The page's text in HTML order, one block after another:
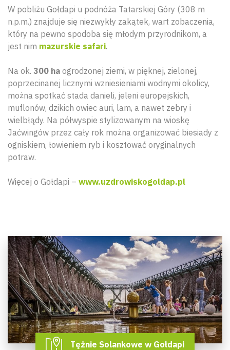
W pobliżu Gołdapi u podnóża Tatarskiej Góry (308 m
n.p.m.) znajduje się niezwykły zakątek, wart zobaczenia,
który na pewno spodoba się młodym przyrodnikom, a
jest nim mazurskie safari.
Na ok. 300 ha ogrodzonej ziemi, w pięknej, zielonej,
poprzecinanej licznymi wzniesieniami wodnymi okolicy,
można spotkać stada danieli, jeleni europejskich,
muflonów, dzikich owiec auri, lam, a nawet zebry i
wielbłądy. Na półwyspie stylizowanym na wioskę
Jaćwingów przez cały rok można organizować biesiady z
ogniskiem, łowieniem ryb i kosztować oryginalnych
potraw.
Więcej o Gołdapi – www.uzdrowiskogoldap.pl
Tężnie Solankowe w Gołdapi